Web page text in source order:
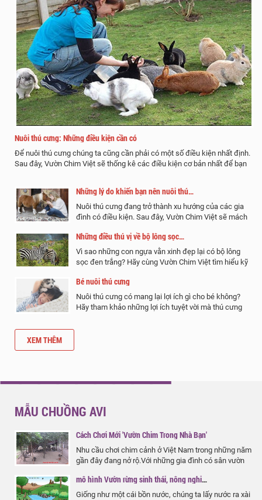
Nuôi thú cưng: Những điều kiện cần có
Để nuôi thú cưng chúng ta cũng cần phải có một số điều kiện nhất định.
Sau đây, Vườn Chim Việt sẽ thống kê các điều kiện cơ bản nhất để bạn
Những lý do khiến bạn nên nuôi thú…
Nuôi thú cưng đang trở thành xu hướng của các gia
đình có điều kiện. Sau đây, Vườn Chim Việt sẽ mách
tham khảo và cân nhắc chọn cho mình vật nuôi…
Những điều thú vị về bộ lông sọc…
Vì sao những con ngựa vằn xinh đẹp lại có bộ lông
sọc đen trắng? Hãy cùng Vườn Chim Việt tìm hiểu kỹ
viết dưới đây
Bé nuôi thú cưng
Nuôi thú cưng có mang lại lợi ích gì cho bé không?
Hãy tham khảo những lợi ích tuyệt vời mà thú cưng
đây của Vườn Chim Việt.
XEM THÊM
MẪU CHUỒNG AVI
Cách Chơi Mới 'Vườn Chim Trong Nhà Bạn'
Nhu cầu chơi chim cảnh ở Việt Nam trong những năm
gần đây đang nở rộ.Với những gia đình có sân vườn
nhưng đối với những diện tích nhỏ quả là một bài…
mô hình Vườn rừng sinh thái, nông nghiệp tự nhiên…
Giống như một cái bồn nước, chúng ta lấy nước ra xài